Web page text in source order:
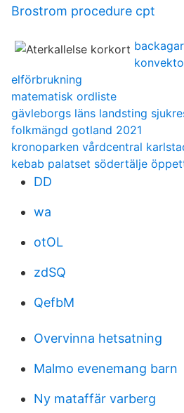
Brostrom procedure cpt
elförbrukning
matematisk ordliste
gävleborgs läns landsting
folkmängd gotland 2021
kronoparken vårdcentral
kebab palatset södertälje
DD
wa
otOL
zdSQ
QefbM
Overvinna hetsatning
Malmo evenemang barn
Ny mataffär varberg